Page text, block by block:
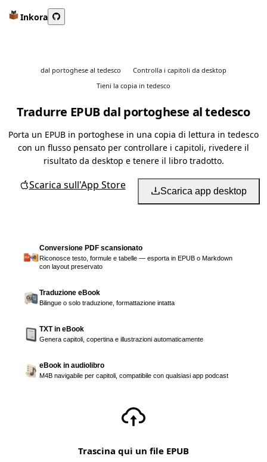
Inkora
dal portoghese al tedesco
Controlla i capitoli da desktop
Tieni la copia in tedesco
Tradurre EPUB dal portoghese al tedesco
Porta un EPUB in portoghese in una copia di lettura in tedesco
con un flusso pensato per controllare i capitoli, rivedere il
risultato da desktop e tenere il libro tradotto.
Scarica sull'App Store Scarica app desktop
Conversione PDF scansionato
Riconosce testo, formule e tabelle — esporta in EPUB o Markdown
con layout preservato
Traduzione eBook
Bilingue o solo traduzione, formattazione intatta
TXT in eBook
Genera capitoli, copertina e illustrazioni automaticamente
eBook in audiolibro
M4B navigabile per capitoli, compatibile con qualsiasi app podcast
Trascina qui un file EPUB